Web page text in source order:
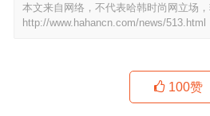
本文来自网络，不代表哈韩时尚网立场，
http://www.hahancn.com/news/513.html
100赞